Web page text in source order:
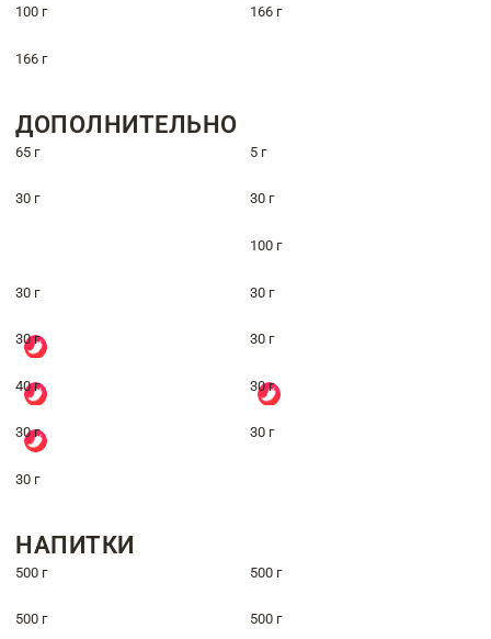
100 г 166 г
166 г
ДОПОЛНИТЕЛЬНО
65 г 5 г
30 г 30 г
100 г
30 г 30 г
30 г 30 г
40 г 30 г
30 г 30 г
30 г
НАПИТКИ
500 г 500 г
500 г 500 г